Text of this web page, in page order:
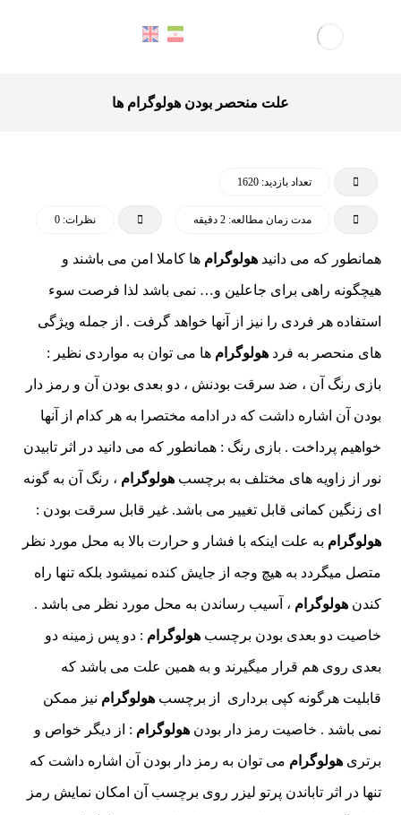
علت منحصر بودن هولوگرام ها
تعداد بازدید: 1620
مدت زمان مطالعه: 2 دقیقه نظرات: 0
همانطور که می دانیدهولوگرام ها کاملا امن می باشند و
هیچگونه راهی برای جاعلین و… نمی باشد لذا فرصت سوء
استفاده هر فردی را نیز از آنها خواهد گرفت . از جمله ویژگی
های منحصر به فردهولوگرام ها می توان به مواردی نظیر :
بازی رنگ آن ، ضد سرقت بودنش ، دو بعدی بودن آن و رمز دار
بودن آن اشاره داشت که در ادامه مختصرا به هر کدام از آنها
خواهیم پرداخت . بازی رنگ : همانطور که می دانید در اثر تابیدن
نور از زاویه های مختلف به برچسبهولوگرام ، رنگ آن به گونه
ای زنگین کمانی قابل تغییر می باشد. غیر قابل سرقت بودن :
هولوگرام به علت اینکه با فشار و حرارت بالا به محل مورد نظر
متصل میگردد به هیچ وجه از جایش کنده نمیشود بلکه تنها راه
کندنهولوگرام ، آسیب رساندن به محل مورد نظر می باشد .
خاصیت دو بعدی بودن برچسبهولوگرام : دو پس زمینه دو
بعدی روی هم قرار میگیرند و به همین علت می باشد که
قابلیت هرگونه کپی برداری از برچسبهولوگرام نیز ممکن
نمی باشد . خاصیت رمز دار بودنهولوگرام : از دیگر خواص و
برتریهولوگرام می توان به رمز دار بودن آن اشاره داشت که
تنها در اثر تاباندن پرتو لیزر روی برچسب آن امکان نمایش رمز